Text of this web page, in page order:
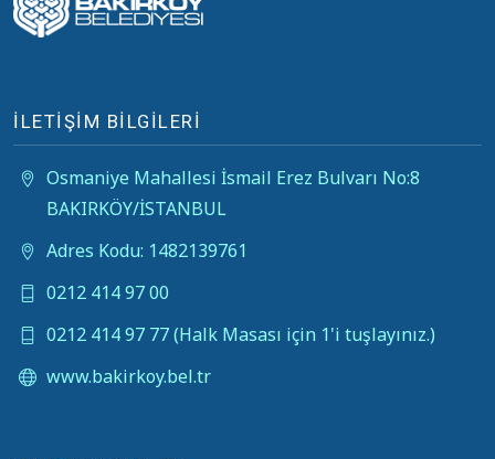
İLETİŞİM BİLGİLERİ
Osmaniye Mahallesi İsmail Erez Bulvarı No:8
BAKIRKÖY/İSTANBUL
Adres Kodu: 1482139761
0212 414 97 00
0212 414 97 77 (Halk Masası için 1'i tuşlayınız.)
www.bakirkoy.bel.tr